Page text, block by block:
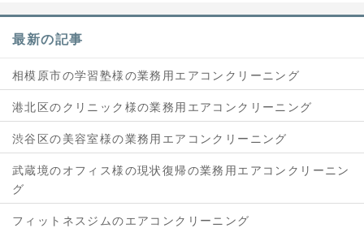
最新の記事
相模原市の学習塾様の業務用エアコンクリーニング
港北区のクリニック様の業務用エアコンクリーニング
渋谷区の美容室様の業務用エアコンクリーニング
武蔵境のオフィス様の現状復帰の業務用エアコンクリーニン
グ
フィットネスジムのエアコンクリーニング